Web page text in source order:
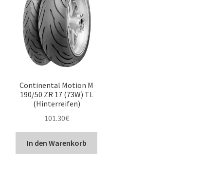
Continental Motion M
190/50 ZR 17 (73W) TL
(Hinterreifen)
101.30€
In den Warenkorb